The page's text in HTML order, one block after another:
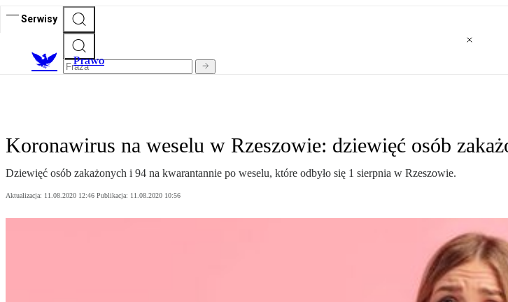
Serwisy
Prawo
Koronawirus na weselu w Rzeszowie: dziewięć osób
Dziewięć osób zakażonych i 94 na kwarantannie po weselu, które odbyło się 1 sierpnia w Rzeszowie.
Aktualizacja: 11.08.2020 12:46 Publikacja: 11.08.2020 10:56